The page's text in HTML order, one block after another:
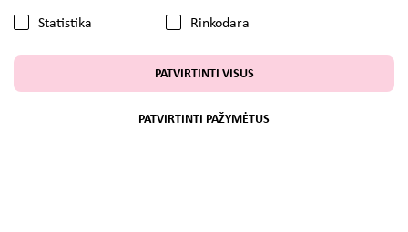
Statistika Rinkodara
PATVIRTINTI VISUS
PATVIRTINTI PAŽYMĖTUS